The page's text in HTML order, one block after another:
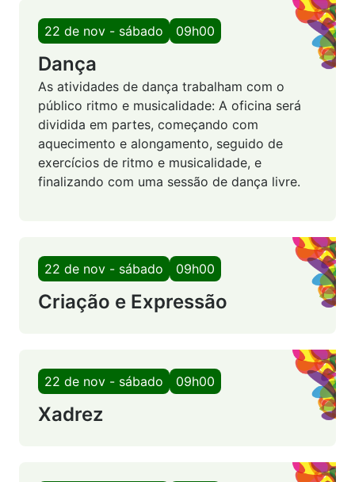
22 de nov - sábado 09h00
Dança
As atividades de dança trabalham com o
público ritmo e musicalidade: A oficina será
dividida em partes, começando com
aquecimento e alongamento, seguido de
exercícios de ritmo e musicalidade, e
finalizando com uma sessão de dança livre.
22 de nov - sábado 09h00
Criação e Expressão
22 de nov - sábado 09h00
Xadrez